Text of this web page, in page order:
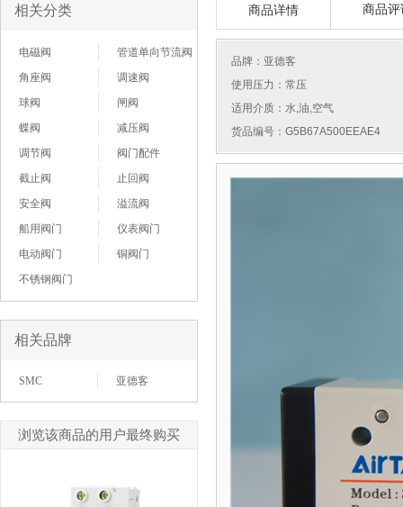
相关分类
电磁阀
管道单向节流阀
角座阀
调速阀
球阀
闸阀
蝶阀
减压阀
调节阀
阀门配件
截止阀
止回阀
安全阀
溢流阀
船用阀门
仪表阀门
电动阀门
铜阀门
不锈钢阀门
相关品牌
SMC 亚德客
浏览该商品的用户最终购买
商品详情 商品评
品牌： 亚德客
使用压力：常压
适用介质：水,油,空气
货品编号：G5B67A500EEAE4